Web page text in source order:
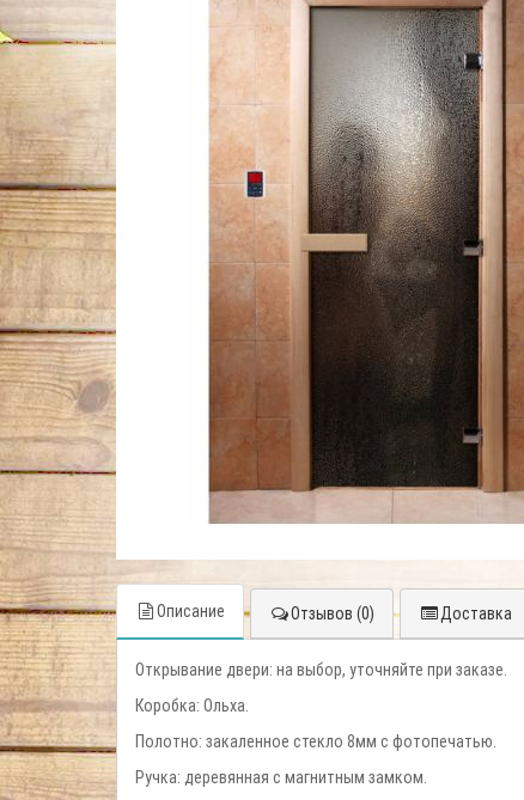
Описание Отзывов (0) Доставка
Открывание двери: на выбор, уточняйте при заказе.
Коробка: Ольха.
Полотно: закаленное стекло 8мм c фотопечатью.
Ручка: деревянная с магнитным замком.